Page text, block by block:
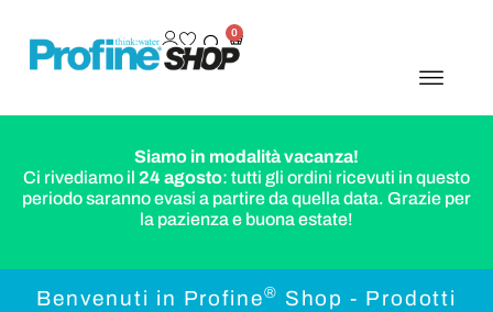
0
Siamo in modalità vacanza!
Ci rivediamo il 24 agosto: tutti gli ordini ricevuti in questo
periodo saranno evasi a partire da quella data. Grazie per
la pazienza e buona estate!
Benvenuti in Profine® Shop - Prodotti